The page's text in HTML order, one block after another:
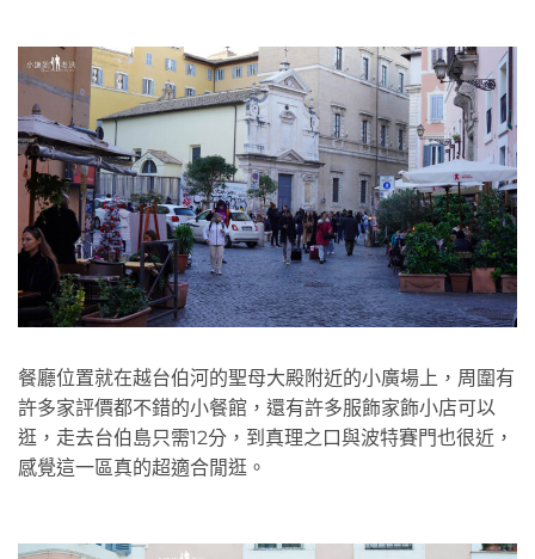
餐廳位置就在越台伯河的聖母大殿附近的小廣場上，周圍有
許多家評價都不錯的小餐館，還有許多服飾家飾小店可以
逛，走去台伯島只需12分，到真理之口與波特賽門也很近，
感覺這一區真的超適合閒逛。